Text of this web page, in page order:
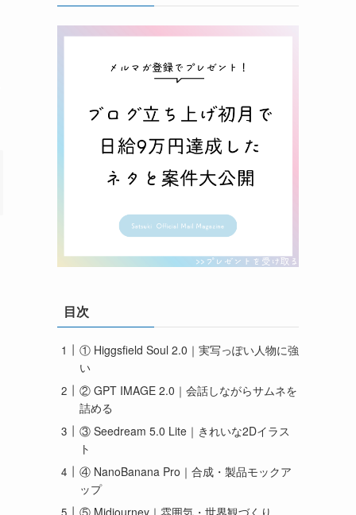
目次
① Higgsfield Soul 2.0｜実写っぽい人物に強
い
② GPT IMAGE 2.0｜会話しながらサムネを
詰める
③ Seedream 5.0 Lite｜きれいな2Dイラス
ト
④ NanoBanana Pro｜合成・製品モックア
ップ
⑤ Midjourney｜雰囲気・世界観づくり